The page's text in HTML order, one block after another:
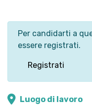
Per candidarti a
essere registrati.
Registrati
Luogo di lavoro